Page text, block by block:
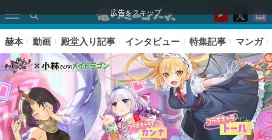
広告をスキップ
赫本 動画 殿堂入り記事 インタビュー 特集記事 マンガ